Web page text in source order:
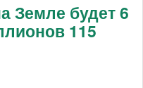
Земле будет 6
115